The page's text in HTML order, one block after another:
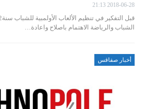
2018-06-28 21:13
الشباب والرياضة الاهتمام باصلاح واعادة…
أخبار صفاقس